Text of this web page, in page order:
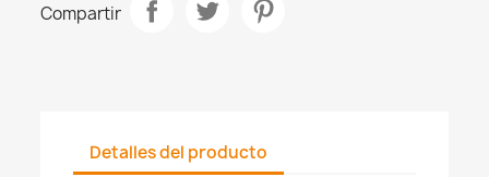
Compartir
Detalles del producto